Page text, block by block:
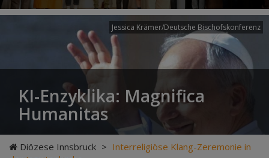
Jessica Krämer/Deutsche Bischofskonferenz
KI-Enzyklika: Magnifica
Humanitas
Diözese Innsbruck > Interreligiöse Klang-Zeremonie in